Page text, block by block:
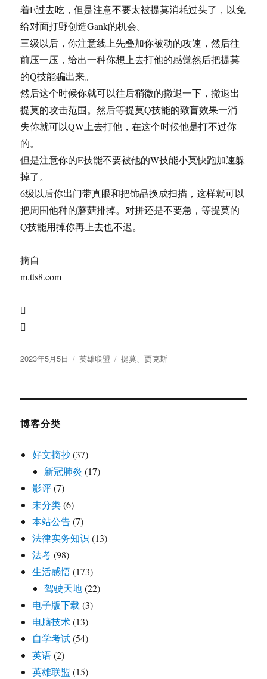
着E过去吃，但是注意不要太被提莫消耗过头了，以免
给对面打野创造Gank的机会。
三级以后，你注意线上先叠加你被动的攻速，然后往
前压一压，给出一种你想上去打他的感觉然后把提莫
的Q技能骗出来。
然后这个时候你就可以往后稍微的撤退一下，撤退出
提莫的攻击范围。然后等提莫Q技能的致盲效果一消
失你就可以QW上去打他，在这个时候他是打不过你
的。
但是注意你的E技能不要被他的W技能小莫快跑加速躲
掉了。
6级以后你出门带真眼和把饰品换成扫描，这样就可以
把周围他种的蘑菇排掉。对拼还是不要急，等提莫的
Q技能用掉你再上去也不迟。
摘自
m.tts8.com


发
2023年5月5日
分
英雄联盟
标
提莫 、贾克斯
博客分类
好文摘抄(37)
新冠肺炎 (17)
影评(7)
未分类(6)
本站公告(7)
法律实务知识 (13)
法考(98)
生活感悟(173)
驾驶天地(22)
电子版下载 (3)
电脑技术(13)
自学考试(54)
英语(2)
英雄联盟 (15)